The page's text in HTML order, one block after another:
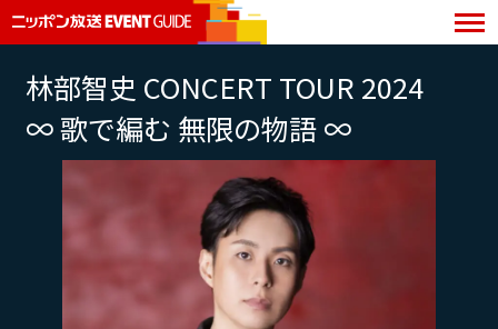
林部智史 CONCERT TOUR 2024
∞ 歌で編む 無限の物語 ∞